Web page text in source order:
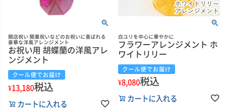
開店祝い 開業祝いなどのお祝いに喜ばれる
豪華な洋風アレンジメント
お祝い用 胡蝶蘭の洋風アレ
ンジメント
クール便でお届け
¥13,180税込
カートに入れる
白ユリを中心に華やかに
フラワーアレンジメント ホ
ワイトリリー
クール便でお届け
¥8,080税込
カートに入れる